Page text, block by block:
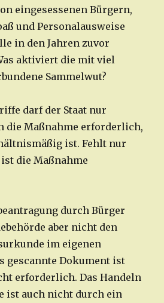
eingesessenen Bürgern,
und Personalausweise
in den Jahren zuvor
aktiviert die mit viel
Sammelwut?
darf der Staat nur
die Maßnahme erforderlich,
ist. Fehlt nur
die Maßnahme
durch Bürger
aber nicht den
im eigenen
gescannte Dokument ist
erforderlich. Das Handeln
ist auch nicht durch ein